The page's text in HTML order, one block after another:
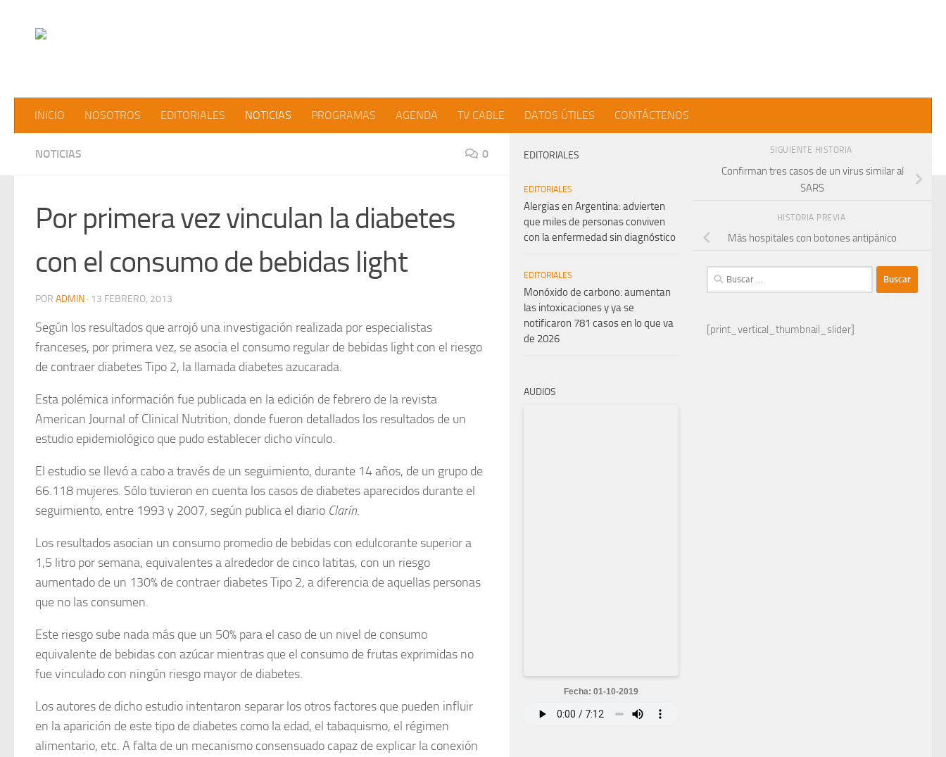
INICIO NOSOTROS EDITORIALES NOTICIAS PROGRAMAS AGENDA TV CABLE DATOS ÚTILES CONTÁCTENOS
NOTICIAS 0
Por primera vez vinculan la diabetes
con el consumo de bebidas light
POR ADMIN · 13 FEBRERO, 2013
Según los resultados que arrojó una investigación realizada por especialistas
franceses, por primera vez, se asocia el consumo regular de bebidas light con el riesgo
de contraer diabetes Tipo 2, la llamada diabetes azucarada.
Esta polémica información fue publicada en la edición de febrero de la revista
American Journal of Clinical Nutrition, donde fueron detallados los resultados de un
estudio epidemiológico que pudo establecer dicho vínculo.
El estudio se llevó a cabo a través de un seguimiento, durante 14 años, de un grupo de
66.118 mujeres. Sólo tuvieron en cuenta los casos de diabetes aparecidos durante el
seguimiento, entre 1993 y 2007, según publica el diario Clarín.
Los resultados asocian un consumo promedio de bebidas con edulcorante superior a
1,5 litro por semana, equivalentes a alrededor de cinco latitas, con un riesgo
aumentado de un 130% de contraer diabetes Tipo 2, a diferencia de aquellas personas
que no las consumen.
Este riesgo sube nada más que un 50% para el caso de un nivel de consumo
equivalente de bebidas con azúcar mientras que el consumo de frutas exprimidas no
fue vinculado con ningún riesgo mayor de diabetes.
Los autores de dicho estudio intentaron separar los otros factores que pueden influir
en la aparición de este tipo de diabetes como la edad, el tabaquismo, el régimen
alimentario, etc. A falta de un mecanismo consensuado capaz de explicar la conexión
SIGUIENTE HISTORIA
Confirman tres casos de un virus similar al
SARS
HISTORIA PREVIA
Más hospitales con botones antipánico
Buscar:
[print_vertical_thumbnail_slider]
EDITORIALES
EDITORIALES
Alergias en Argentina: advierten
que miles de personas conviven
con la enfermedad sin diagnóstico
EDITORIALES
Monóxido de carbono: aumentan
las intoxicaciones y ya se
notificaron 781 casos en lo que va
de 2026
AUDIOS
Fecha: 01-10-2019